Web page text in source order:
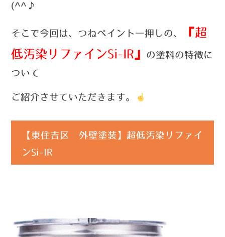
(^^♪
そこで今回は、つねペイント一押しの、
『超
低汚染リファインSi-IR』
の塗料の特徴に
ついて
ご紹介させていただきます。
【東住吉区 外壁塗装】超低汚染リファイ
ンSi-IR